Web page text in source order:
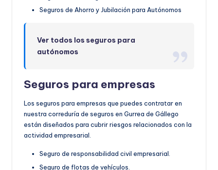
Seguros de Ahorro y Jubilación para Autónomos
Ver todos los seguros para
autónomos
Seguros para empresas
Los seguros para empresas que puedes contratar en
nuestra correduría de seguros en Gurrea de Gállego
están diseñados para cubrir riesgos relacionados con la
actividad empresarial.
Seguro de responsabilidad civil empresarial.
Seguro de flotas de vehículos.